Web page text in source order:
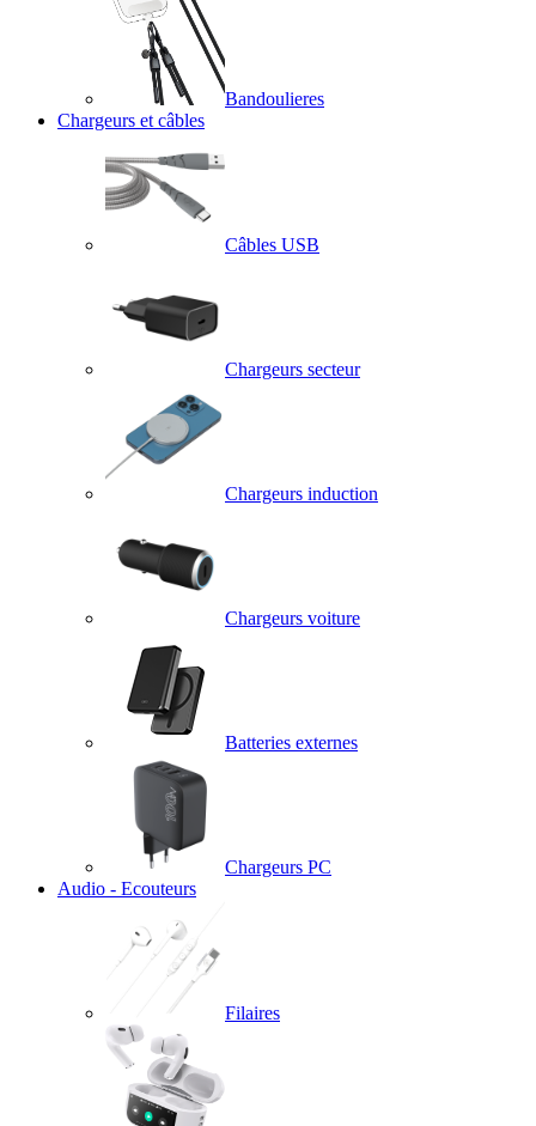
Bandoulieres
Chargeurs et câbles
Câbles USB
Chargeurs secteur
Chargeurs induction
Chargeurs voiture
Batteries externes
Chargeurs PC
Audio - Ecouteurs
Filaires